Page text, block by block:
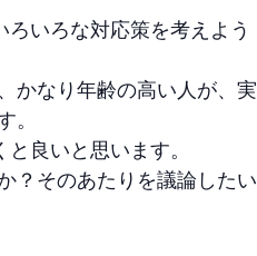
いろな対応策を考えよう
かなり年齢の高い人が、実
。
良いと思います。
？そのあたりを議論したい